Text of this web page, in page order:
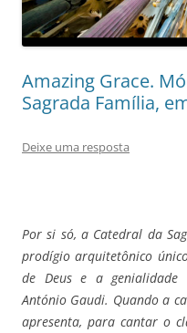
Amazing Grace.
Sagrada Família,
Deixe uma resposta
Por si só, a Catedral da
prodígio arquitetônico
de Deus e a genialidade
António Gaudi. Quando a
apresenta, para cantar o